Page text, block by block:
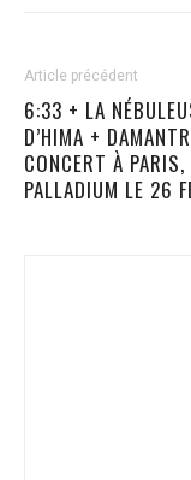
Article précédent
6:33 + LA
D’HIMA +
CONCERT À
PALLADIUM LE 26